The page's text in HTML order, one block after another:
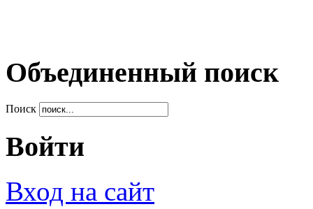
Объединенный поиск
Поиск
Войти
Вход на сайт